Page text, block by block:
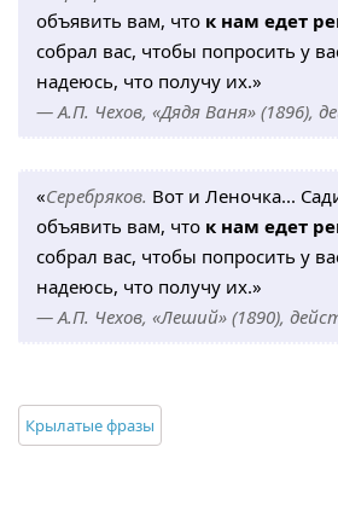
объявить вам, что к нам едет
собрал вас, чтобы попросить у
надеюсь, что получу их.»
— А.П. Чехов, «Дядя Ваня» (1896),
«Серебряков. Вот и Леночка...
объявить вам, что к нам едет
собрал вас, чтобы попросить у
надеюсь, что получу их.»
— А.П. Чехов, «Леший» (1890),
Крылатые фразы